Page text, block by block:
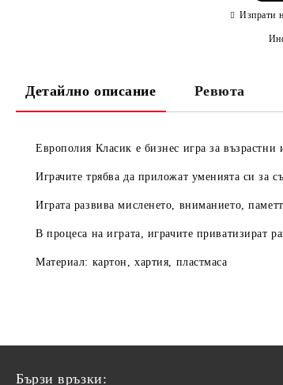
Изпрати
Детайлно описание Ревюта
Европолия Класик е бизнес игра за възрастни
Играчите трябва да приложат уменията си за
Играта развива мисленето, вниманието,
В процеса на играта, играчите приватизират
Материал: картон, хартия, пластмаса
Бързи връзки: